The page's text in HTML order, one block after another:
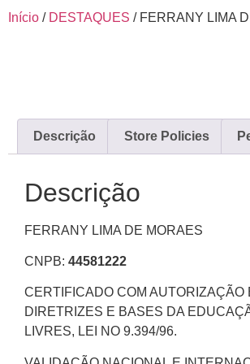
Início / DESTAQUES / FERRANY LIMA
Descrição Store Policies
Descrição
FERRANY LIMA DE MORAES
CNPB: 44581222
CERTIFICADO COM AUTORIZAÇÃO
DIRETRIZES E BASES DA
LIVRES, LEI NO 9.394/96.